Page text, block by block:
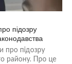
підозру
про підозру
району. Про це